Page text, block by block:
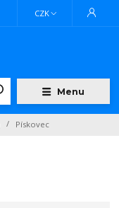
Menu
CZK
Pískovec